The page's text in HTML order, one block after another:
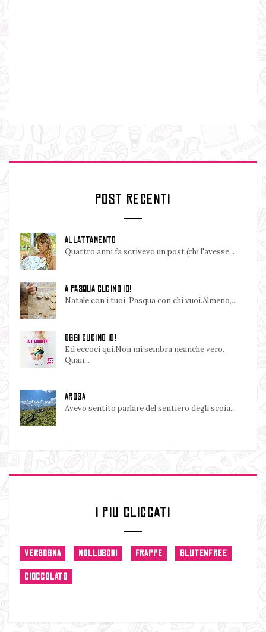
POST RECENTI
ALLATTAMENTO
Quattro anni fa scrivevo un post (chi l'avesse...
A PASQUA CUCINO IO!
Natale con i tuoi, Pasqua con chi vuoi.Almeno,...
OGGI CUCINO IO!
Ed eccoci qui.Non mi sembra neanche vero.
Quan...
AROSA
Avevo sentito parlare del sentiero degli scoia...
I PIU CLICCATI
VERGOGNA MOLLUSCHI FRAPPE GLUTENFREE
CIOCCOLATO